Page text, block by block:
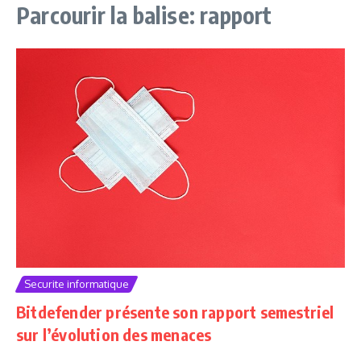
Parcourir la balise: rapport
Securite informatique
Bitdefender présente son rapport semestriel
sur l’évolution des menaces